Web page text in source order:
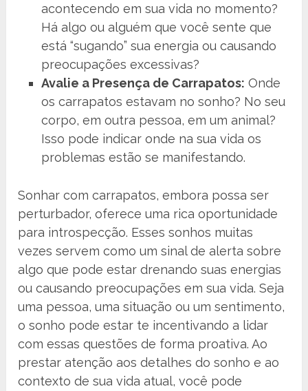
acontecendo em sua vida no momento?
Há algo ou alguém que você sente que
está “sugando” sua energia ou causando
preocupações excessivas?
Avalie a Presença de Carrapatos: Onde
os carrapatos estavam no sonho? No seu
corpo, em outra pessoa, em um animal?
Isso pode indicar onde na sua vida os
problemas estão se manifestando.
Sonhar com carrapatos, embora possa ser
perturbador, oferece uma rica oportunidade
para introspecção. Esses sonhos muitas
vezes servem como um sinal de alerta sobre
algo que pode estar drenando suas energias
ou causando preocupações em sua vida. Seja
uma pessoa, uma situação ou um sentimento,
o sonho pode estar te incentivando a lidar
com essas questões de forma proativa. Ao
prestar atenção aos detalhes do sonho e ao
contexto de sua vida atual, você pode